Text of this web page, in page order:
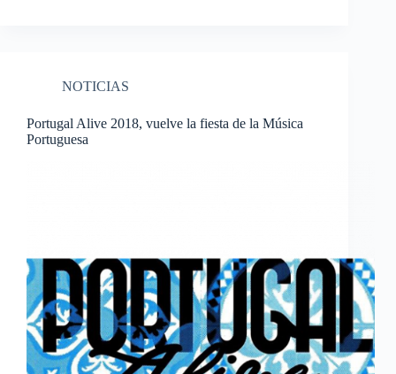
NOTICIAS
Portugal Alive 2018, vuelve la fiesta de la Música
Portuguesa